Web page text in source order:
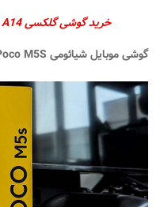
خرید گوشی گلکسی A14
گوشی موبایل شیائومی Xiaomi Poco M5S